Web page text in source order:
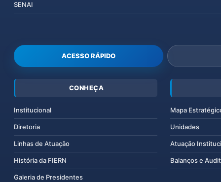
SENAI
ACESSO RÁPIDO
CONHEÇA
Institucional
Diretoria
Linhas de Atuação
História da FIERN
Galeria de Presidentes
Mapa
Unidades
Atuação
Balanços e